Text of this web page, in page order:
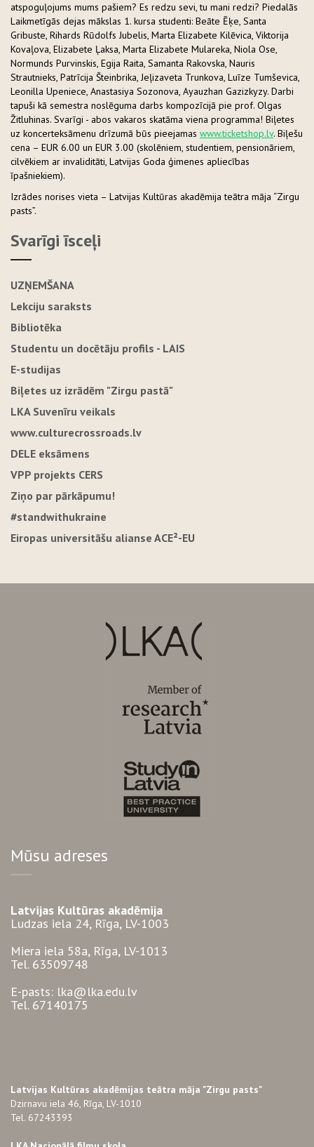
atspoguļojums mums pašiem? Es redzu sevi, tu mani redzi? Piedalās
Laikmetīgās dejas mākslas 1. kursa studenti: Beāte Ēķe, Santa
Gribuste, Rihards Rūdolfs Jubelis, Marta Elizabete Kilēvica, Viktorija
Kovaļova, Elizabete Ļaksa, Marta Elizabete Mulareka, Niola Ose,
Normunds Purvinskis, Egija Raita, Samanta Rakovska, Nauris
Strautnieks, Patrīcija Šteinbrika, Jeļizaveta Trunkova, Luīze Tumševica,
Leonilla Upeniece, Anastasiya Sozonova, Ayauzhan Gazizkyzy. Darbi
tapuši kā semestra noslēguma darbs kompozīcijā pie prof. Olgas
Žitluhinas. Svarīgi - abos vakaros skatāma viena programma! Biļetes
uz koncerteksāmenu drīzumā būs pieejamas www.ticketshop.lv. Biļešu
cena – EUR 6.00 un EUR 3.00 (skolēniem, studentiem, pensionāriem,
cilvēkiem ar invaliditāti, Latvijas Goda ģimenes apliecības
īpašniekiem).
Izrādes norises vieta – Latvijas Kultūras akadēmija teātra māja “Zirgu
pasts”.
Svarīgi īsceļi
UZŅEMŠANA
Lekciju saraksts
Bibliotēka
Studentu un docētāju profils - LAIS
E-studijas
Biļetes uz izrādēm "Zirgu pastā"
LKA Suvenīru veikals
www.culturecrossroads.lv
DELE eksāmens
VPP projekts CERS
Ziņo par pārkāpumu!
#standwithukraine
Eiropas universitāšu alianse ACE²-EU
Mūsu adreses
Latvijas Kultūras akadēmija
Ludzas iela 24, Rīga, LV-1003
Miera iela 58a, Rīga, LV-1013
Tel. 63509748
E-pasts: lka@lka.edu.lv
Tel. 67140175
Latvijas Kultūras akadēmijas teātra māja "Zirgu pasts"
Dzirnavu iela 46, Rīga, LV-1010
Tel. 67243393